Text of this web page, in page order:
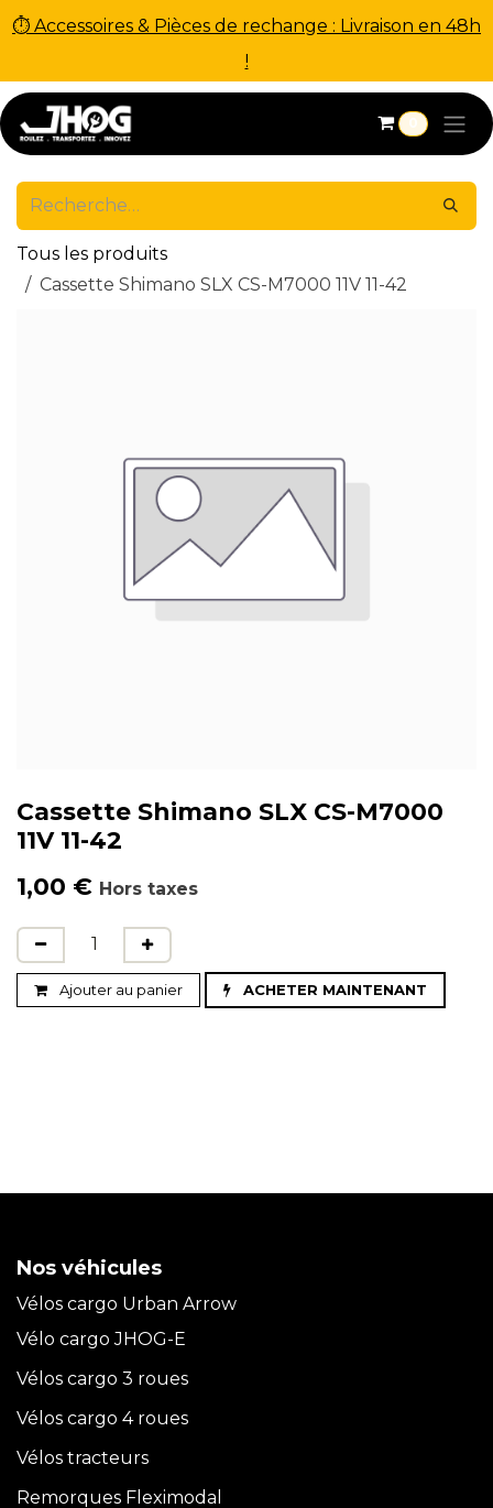
⏱ Accessoires & Pièces de rechange : Livraison en 48h
!
Se rendre au contenu
0
Tous les produits
Cassette Shimano SLX CS-M7000 11V 11-42
Cassette Shimano SLX CS-M7000
11V 11-42
1,00 € Hors taxes
Ajouter au panier ACHETER MAINTENANT
Nos véhicules
Vélos cargo Urban Arrow
Vélo cargo JHOG-E
Vélos cargo 3 roues
Vélos cargo 4 roues
Vélos tracteurs
Remorques Fleximodal